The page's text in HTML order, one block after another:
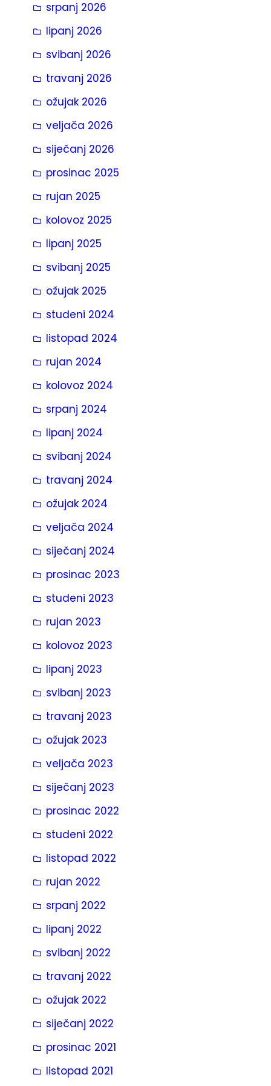
a
srpanj 2026
lipanj 2026
svibanj 2026
travanj 2026
ožujak 2026
veljača 2026
siječanj 2026
prosinac 2025
rujan 2025
kolovoz 2025
lipanj 2025
svibanj 2025
ožujak 2025
studeni 2024
listopad 2024
rujan 2024
kolovoz 2024
srpanj 2024
lipanj 2024
svibanj 2024
travanj 2024
ožujak 2024
veljača 2024
siječanj 2024
prosinac 2023
studeni 2023
rujan 2023
kolovoz 2023
lipanj 2023
svibanj 2023
travanj 2023
ožujak 2023
veljača 2023
siječanj 2023
prosinac 2022
studeni 2022
listopad 2022
rujan 2022
srpanj 2022
lipanj 2022
svibanj 2022
travanj 2022
ožujak 2022
siječanj 2022
prosinac 2021
listopad 2021